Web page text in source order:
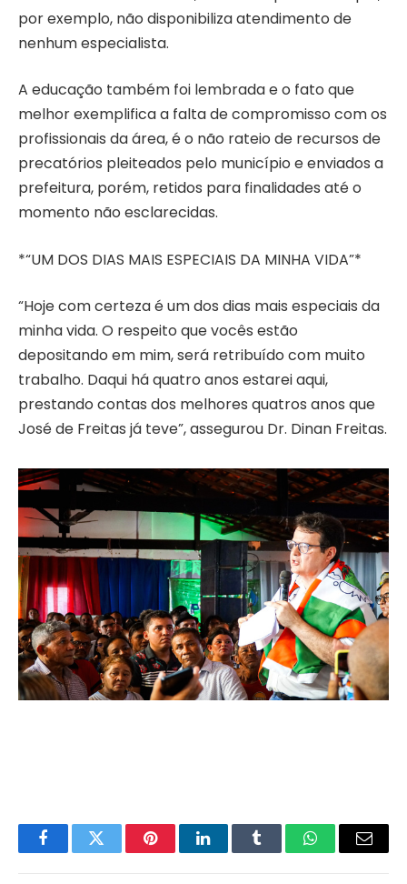
por exemplo, não disponibiliza atendimento de
nenhum especialista.
A educação também foi lembrada e o fato que
melhor exemplifica a falta de compromisso com os
profissionais da área, é o não rateio de recursos de
precatórios pleiteados pelo município e enviados a
prefeitura, porém, retidos para finalidades até o
momento não esclarecidas.
*“UM DOS DIAS MAIS ESPECIAIS DA MINHA VIDA”*
“Hoje com certeza é um dos dias mais especiais da
minha vida. O respeito que vocês estão
depositando em mim, será retribuído com muito
trabalho. Daqui há quatro anos estarei aqui,
prestando contas dos melhores quatros anos que
José de Freitas já teve”, assegurou Dr. Dinan Freitas.
FacebookTwitter PinterestLinkedInTumblr WhatsAppEmail